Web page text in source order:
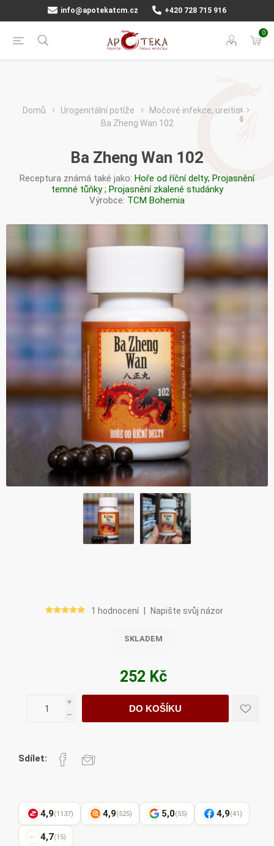
info@apotekatcm.cz +420 728 715 916
0
Domů Urogenitální potíže
Močové infekce, ureitis
Ba Zheng Wan 102
Ba Zheng Wan 102
Receptura známá také jako: Hoře od říční delty; Projasnění
temné tůňky ; Projasnění zkalené studánky
Výrobce: TCM Bohemia
1 hodnocení Napište svůj názor
SKLADEM
252 Kč
i
h
DO KOŠÍKU
Sdílet:
4,9(1137) 4,9(525) 5,0(55) 4,9(41)
4,7(15)